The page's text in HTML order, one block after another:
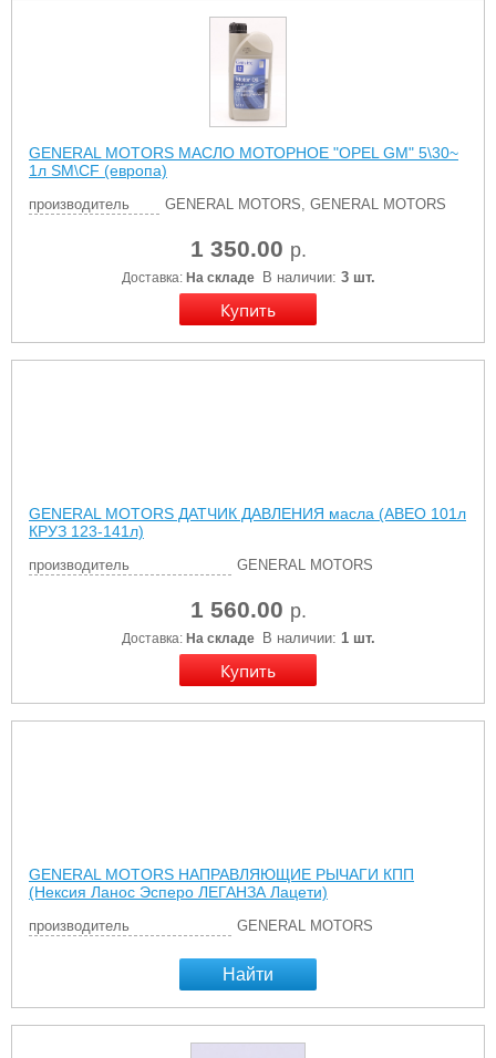
GENERAL MOTORS МАСЛО МОТОРНОЕ "OPEL GM" 5\30~
1л SM\CF (европа)
производитель GENERAL MOTORS, GENERAL MOTORS
1 350.00 р.
Доставка: На складе В наличии: 3 шт.
GENERAL MOTORS ДАТЧИК ДАВЛЕНИЯ масла (АВЕО 101л
КРУЗ 123-141л)
производитель GENERAL MOTORS
1 560.00 р.
Доставка: На складе В наличии: 1 шт.
GENERAL MOTORS НАПРАВЛЯЮЩИЕ РЫЧАГИ КПП
(Нексия Ланос Эсперо ЛЕГАНЗА Лацети)
производитель GENERAL MOTORS
Найти